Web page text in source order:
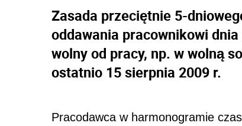
Zasada przeciętnie 5-
oddawania pracownikowi
wolny od pracy, np. w wolną
ostatnio 15 sierpnia 2009 r.
Pracodawca w harmonogramie